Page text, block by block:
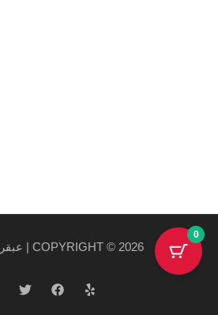
COPYRIGHT © 2026 | عبقرينو دوت كوم
0